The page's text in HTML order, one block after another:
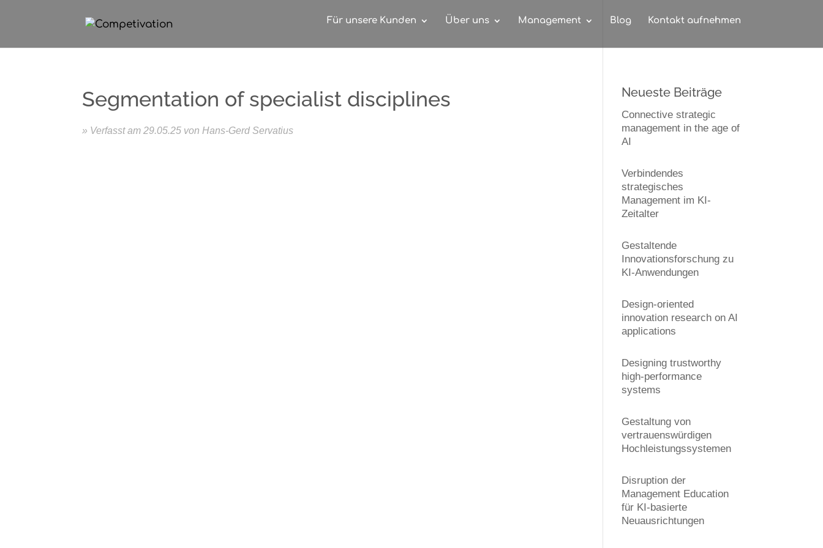
Für unsere Kunden Über uns Management Blog Kontakt aufnehmen
Segmentation of specialist disciplines
29.05.25
Neueste Beiträge
Connective strategic
management in the age of
AI
Verbindendes
strategisches
Management im KI-
Zeitalter
Gestaltende
Innovationsforschung zu
KI-Anwendungen
Design-oriented
innovation research on AI
applications
Designing trustworthy
high-performance
systems
Gestaltung von
vertrauenswürdigen
Hochleistungssystemen
Disruption der
Management Education
für KI-basierte
Neuausrichtungen